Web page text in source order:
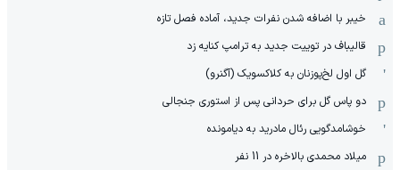
خیبر با اضافه شدن نفرات جدید، آماده فصل تازه
قالیباف در توییت جدید به ترامپ کنایه زد
گل اول لخ‌پوزنان به کلاکسویک (آگنرو)
دو پاس گل برای حردانی پس از استوری جنجالی
خوشامدگویی رئال مادرید به دیامونده
میلاد محمدی بالاخره در 11 نفر